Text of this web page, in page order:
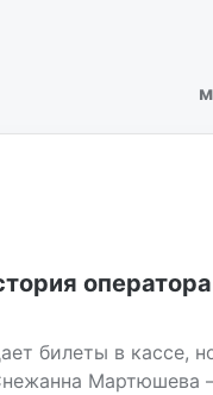
билеты в кассе,
Мартюшева